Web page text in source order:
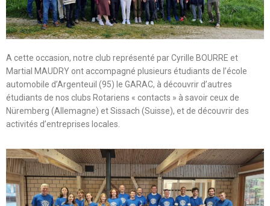
A cette occasion, notre club représenté par Cyrille BOURRE et
Martial MAUDRY ont accompagné plusieurs étudiants de l’école
automobile d’Argenteuil (95) le GARAC, à découvrir d’autres
étudiants de nos clubs Rotariens « contacts » à savoir ceux de
Nüremberg (Allemagne) et Sissach (Suisse), et de découvrir des
activités d’entreprises locales.